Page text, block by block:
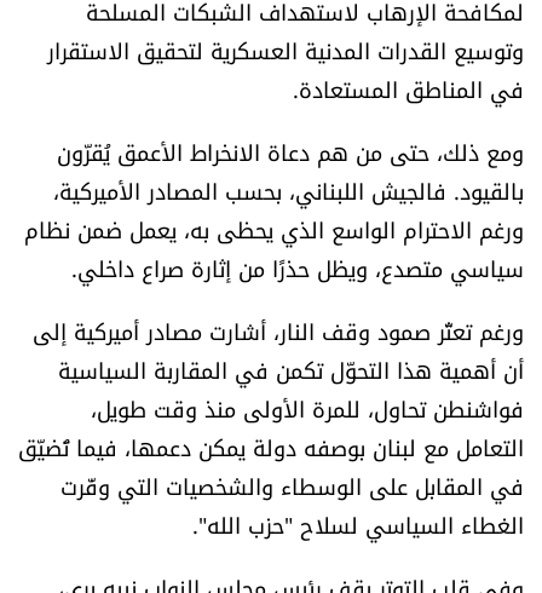
لمكافحة الإرهاب لاستهداف الشبكات المسلحة
وتوسيع القدرات المدنية العسكرية لتحقيق الاستقرار
في المناطق المستعادة.
ومع ذلك، حتى من هم دعاة الانخراط الأعمق يُقرّون
بالقيود. فالجيش اللبناني، بحسب المصادر الأميركية،
ورغم الاحترام الواسع الذي يحظى به، يعمل ضمن نظام
سياسي متصدع، ويظل حذرًا من إثارة صراع داخلي.
ورغم تعثّر صمود وقف النار، أشارت مصادر أميركية إلى
أن أهمية هذا التحوّل تكمن في المقاربة السياسية
فواشنطن تحاول، للمرة الأولى منذ وقت طويل،
التعامل مع لبنان بوصفه دولة يمكن دعمها، فيما تُضيّق
في المقابل على الوسطاء والشخصيات التي وفّرت
الغطاء السياسي لسلاح "حزب الله".